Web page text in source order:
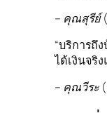
– คุณสุรีย์
“บริการถึ
ได้เงินจริ
– คุณวีระ